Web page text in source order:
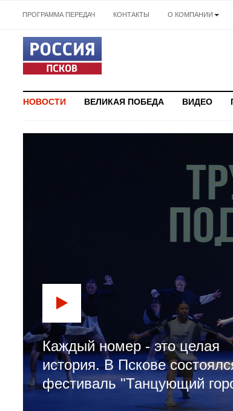
ПРОГРАММА ПЕРЕДАЧ КОНТАКТЫ О КОМПАНИИ
НОВОСТИ ВЕЛИКАЯ ПОБЕДА ВИДЕО
Каждый номер - это целая
история. В Пскове
фестиваль "Танцующий